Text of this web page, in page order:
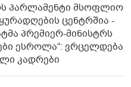
პარლამენტი მსოფლიო
ცენტრშია -
პრემიერ-მინისტრს
ესროლა“: ვრცელდება
კადრები